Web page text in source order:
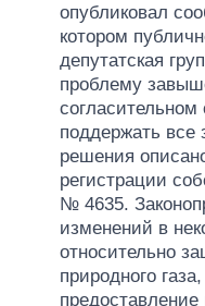
опубликовал
котором
депутатская
проблему
согласительном
поддержать все
решения
регистрации
№ 4635.
изменений в
относительно
природного